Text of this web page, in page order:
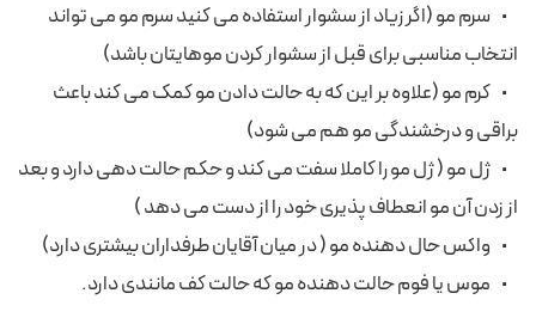
• سرم مو (اگر زیاد از سشوار استفاده می کنید سرم مو می تواند
انتخاب مناسبی برای قبل از سشوار کردن موهایتان باشد)
• کرم مو (علاوه بر این که به حالت دادن مو کمک می کند باعث
براقی و درخشندگی مو هم می شود)
• ژل مو ( ژل مو را کاملا سفت می کند و حکم حالت دهی دارد و بعد
از زدن آن مو انعطاف پذیری خود را از دست می دهد )
• واکس حال دهنده مو ( در میان آقایان طرفداران بیشتری دارد)
• موس یا فوم حالت دهنده مو که حالت کف مانندی دارد.